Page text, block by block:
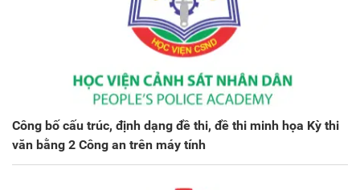
Công bố cấu trúc, định dạng đề thi, đề thi minh họa Kỳ thi
văn bằng 2 Công an trên máy tính